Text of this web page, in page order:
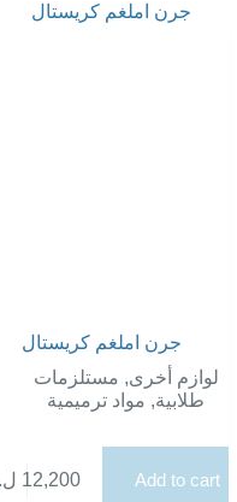
جرن املغم كريستال
لوازم أخرى, مستلزمات
طلابية, مواد ترميمية
12,200 Add to cart